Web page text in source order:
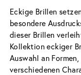
Eckige Brillen
besondere
dieser Brillen
Kollektion eckiger
Auswahl an
verschiedenen